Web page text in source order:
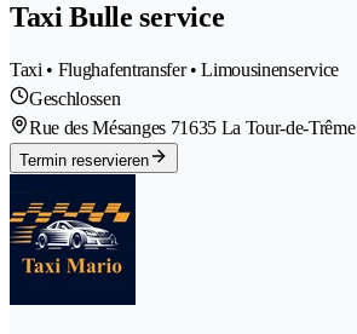
Taxi Bulle service
Taxi • Flughafentransfer • Limousinenservice
Geschlossen
Rue des Mésanges 71635 La Tour-de-Trême
Termin reservieren